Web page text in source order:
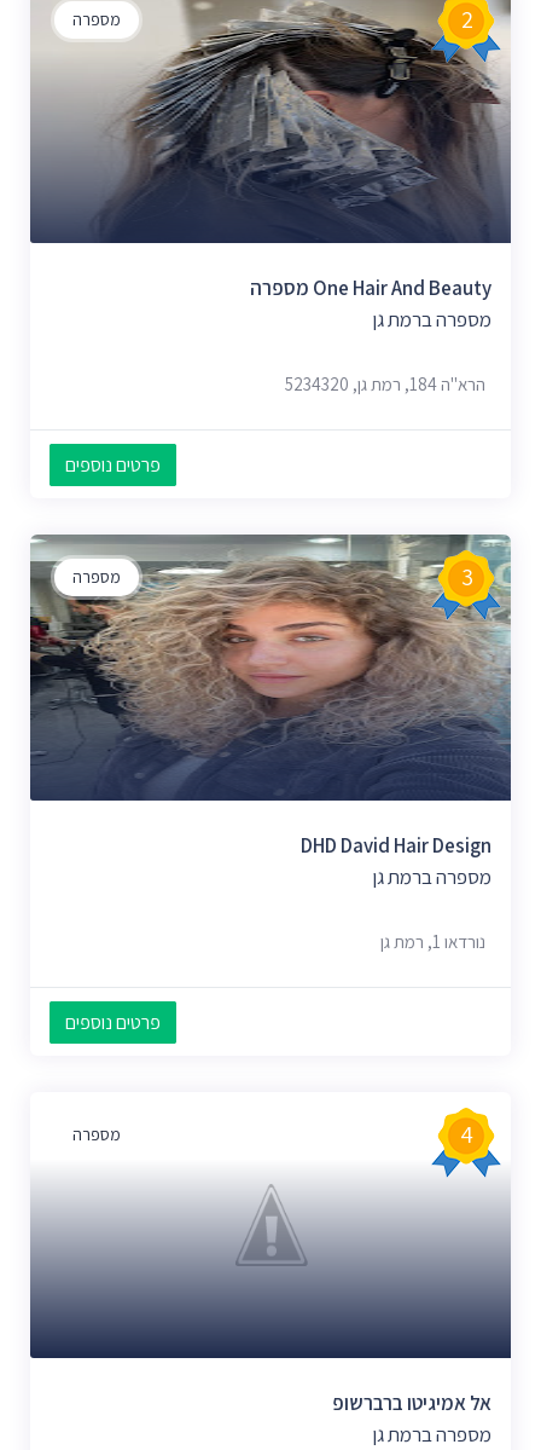
מספרה 2
One Hair And Beauty מספרה
מספרה ברמת גן
הרא"ה 184, רמת גן, 5234320
פרטים נוספים
מספרה 3
DHD David Hair Design
מספרה ברמת גן
נורדאו 1, רמת גן
פרטים נוספים
מספרה 4
אל אמיגיטו ברברשופ
מספרה ברמת גן